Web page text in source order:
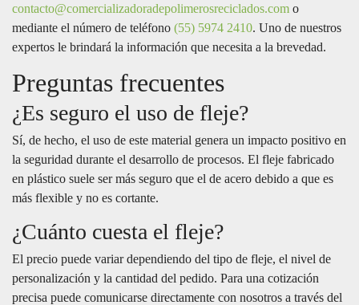
contacto@comercializadoradepolimerosreciclados.com o
mediante el número de teléfono (55) 5974 2410. Uno de nuestros
expertos le brindará la información que necesita a la brevedad.
Preguntas frecuentes
¿Es seguro el uso de fleje?
Sí, de hecho, el uso de este material genera un impacto positivo en
la seguridad durante el desarrollo de procesos. El fleje fabricado
en plástico suele ser más seguro que el de acero debido a que es
más flexible y no es cortante.
¿Cuánto cuesta el fleje?
El precio puede variar dependiendo del tipo de fleje, el nivel de
personalización y la cantidad del pedido. Para una cotización
precisa puede comunicarse directamente con nosotros a través del